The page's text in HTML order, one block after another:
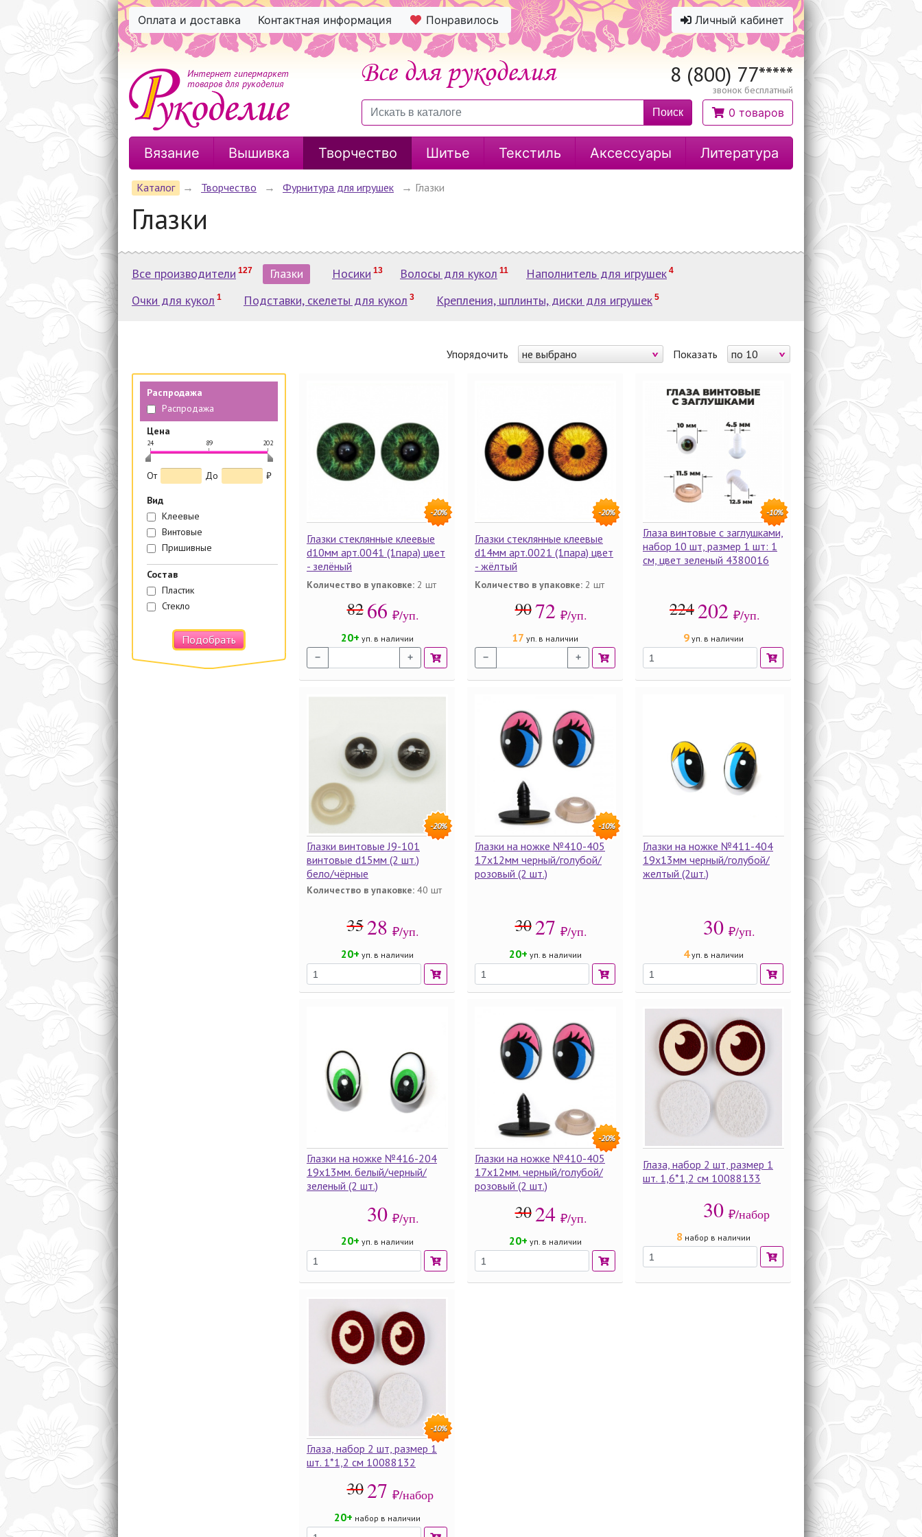
Оплата и доставка Контактная информация Понравилось Личный кабинет
8 (800) 77*****
звонок бесплатный
Поиск 0 товаров
Интернет гипермаркет
товаров для рукоделия
Вязание Вышивка Творчество Шитье Текстиль Аксессуары Литература
Каталог → Творчество → Фурнитура для игрушек → Глазки
Глазки
Все производители 127 Глазки Носики 13 Волосы для кукол 11 Наполнитель для игрушек 4
Очки для кукол 1 Подставки, скелеты для кукол 3 Крепления, шплинты, диски для игрушек 5
Упорядочить не выбрано Показать по 10
Распродажа
Распродажа
Цена
24
|
89
|
202
|
От До
₽
Вид
Клеевые
Винтовые
Пришивные
Состав
Пластик
Стекло
Подобрать
-20%
Глазки стеклянные клеевые
d10мм арт.0041 (1пара) цвет
- зелёный
Количество в упаковке: 2 шт
82 66 ₽/уп.
20+ уп. в наличии
− +
-20%
Глазки стеклянные клеевые
d14мм арт.0021 (1пара) цвет
- жёлтый
Количество в упаковке: 2 шт
9072 ₽/уп.
17 уп. в наличии
− +
-10%
Глаза винтовые с заглушками,
набор 10 шт, размер 1 шт: 1
см, цвет зеленый 4380016
224202 ₽/уп.
9уп. в наличии
-20%
Глазки винтовые J9-101
винтовые d15мм (2 шт.)
бело/чёрные
Количество в упаковке: 40 шт
35 28 ₽/уп.
20+ уп. в наличии
-10%
Глазки на ножке №410-405
17х12мм черный/голубой/
розовый (2 шт.)
30 27 ₽/уп.
20+ уп. в наличии
Глазки на ножке №411-404
19х13мм черный/голубой/
желтый (2шт.)
30 ₽/уп.
4уп. в наличии
Глазки на ножке №416-204
19х13мм. белый/черный/
зеленый (2 шт.)
30 ₽/уп.
20+ уп. в наличии
-20%
Глазки на ножке №410-405
17х12мм. черный/голубой/
розовый (2 шт.)
30 24 ₽/уп.
20+ уп. в наличии
Глаза, набор 2 шт, размер 1
шт. 1,6*1,2 см 10088133
30 ₽/набор
8 набор в наличии
-10%
Глаза, набор 2 шт, размер 1
шт. 1*1,2 см 10088132
30 27 ₽/набор
20+ набор в наличии